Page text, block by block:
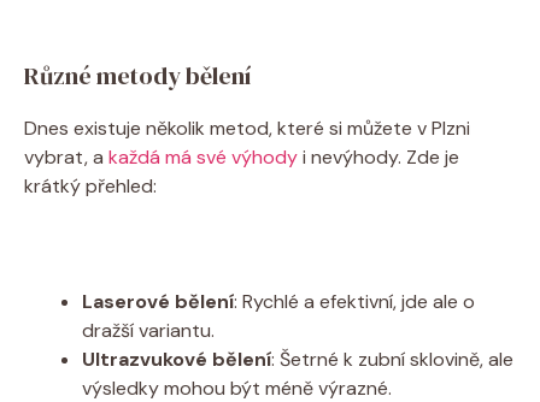
Různé metody bělení
Dnes existuje několik metod, které si můžete v Plzni
vybrat,⁢ a každá má své výhody‍ i nevýhody. Zde je
krátký přehled:
Laserové bělení: Rychlé a efektivní, jde ale o
dražší ‍variantu.
Ultrazvukové bělení: Šetrné k zubní⁤ sklovině,⁣ ale
výsledky​ mohou být méně ⁢výrazné.